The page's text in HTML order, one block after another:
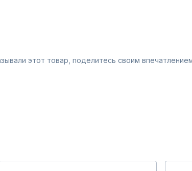
этот товар, поделитесь своим